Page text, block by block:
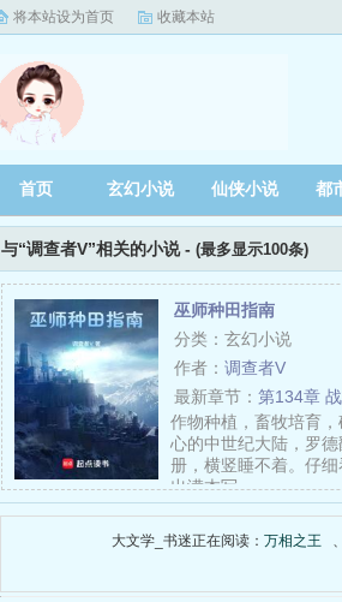
将本站设为首页 收藏本站
首页 玄幻小说 仙侠小说 都
与“调查者V”相关的小说 - (最多显示100条)
巫师种田指南
分类：玄幻小说
作者： 调查者V
最新章节： 第134章
作物种植，畜牧培育
心的中世纪大陆，罗
册，横竖睡不着。仔
出满本写……
大文学_书迷正在阅读： 万相之王 、